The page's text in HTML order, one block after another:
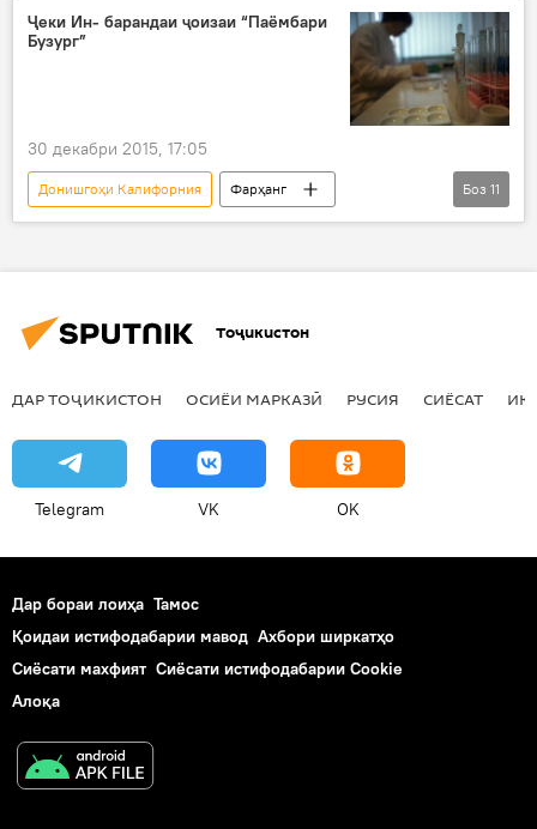
Илм ва фанноварӣ
ИМА
Калифорния
Ҷеки Ин- барандаи ҷоизаи “Паёмбари
Бузург”
30 декабри 2015, 17:05
Донишгоҳи Калифорния
Фарҳанг
Маориф
Саноат
Дар ҷаҳон
Ҷоизаи "Паёмбари Бузург"
ҷамъбасти натоиҷ
эъломи исми ғолибон
Боз 11
Тоҷикистон
ДАР ТОҶИКИСТОН ОСИЁИ МАРКАЗӢ РУСИЯ СИЁСАТ
Telegram VK OK
Дар бораи лоиҳа Тамос
Қоидаи истифодабарии мавод Ахбори ширкатҳо
Сиёсати махфият Сиёсати истифодабарии Cookie
Алоқа